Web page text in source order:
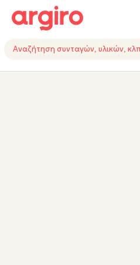
ΥΛΙΚΑΕΚΤΕΛΕΣΗΕΞΟΠΛΙΣΜΟΣ